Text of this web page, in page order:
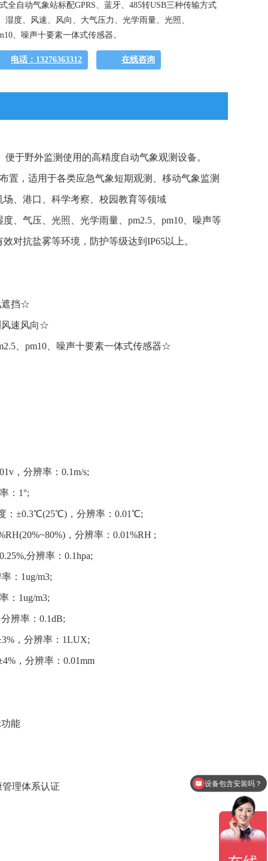
全自动气象站标配GPRS、蓝牙、485转USB三种传输方式
湿度、风速、风向、大气压力、光学雨量、光照、
、噪声十要素一体式传感器。
电话：13276363312 在线咨询
于野外监测使用的高精度自动气象观测设备。
置，适用于各类应急气象短期观测、移动气象监测
、港口、科学考察、校园教育等领域
、气压、光照、光学雨量、pm2.5、pm10、噪声等
对抗盐雾等环境，防护等级达到IP65以上。
遮挡☆
风速风向☆
、pm10、噪声十要素一体式传感器☆
，分辨率：0.1m/s;
：1°;
：±0.3℃(25℃)，分辨率：0.01℃;
，分辨率：0.01%RH ;
分辨率：0.1hpa;
：1ug/m3;
：1ug/m3;
辨率：0.1dB;
，分辨率：1LUX;
，分辨率：0.01mm
能
理体系认证 设备包含安装吗？